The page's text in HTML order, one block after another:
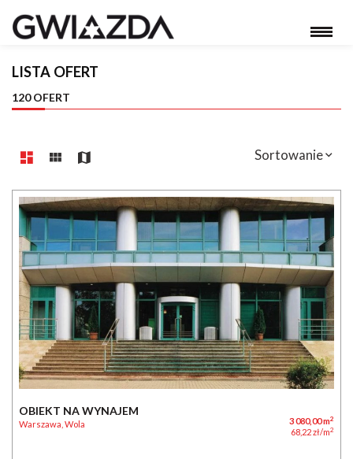
LISTA OFERT
120 OFERT
Sortowanie
OBIEKT NA WYNAJEM
Warszawa, Wola 3 080,00 m2
68,22 zł/m2